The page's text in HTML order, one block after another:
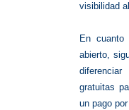
visibilidad
En
abierto,
gratuitas
un pago